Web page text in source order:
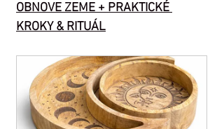
OBNOVE ZEME + PRAKTICKÉ
KROKY & RITUÁL